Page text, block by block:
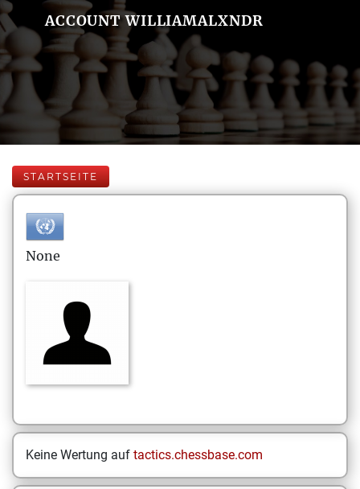
ACCOUNT WILLIAMALXNDR
STARTSEITE
None
Keine Wertung auf tactics.chessbase.com